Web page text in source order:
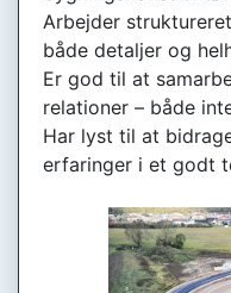
Arbejder
både detaljer og
Er god til at
relationer – både
Har lyst til at
erfaringer i et godt